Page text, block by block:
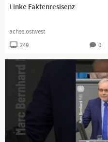
Linke Faktenresisenz
achse:ostwest
249 0